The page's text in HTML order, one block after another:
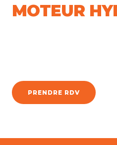
MOTEUR
PRENDRE RDV